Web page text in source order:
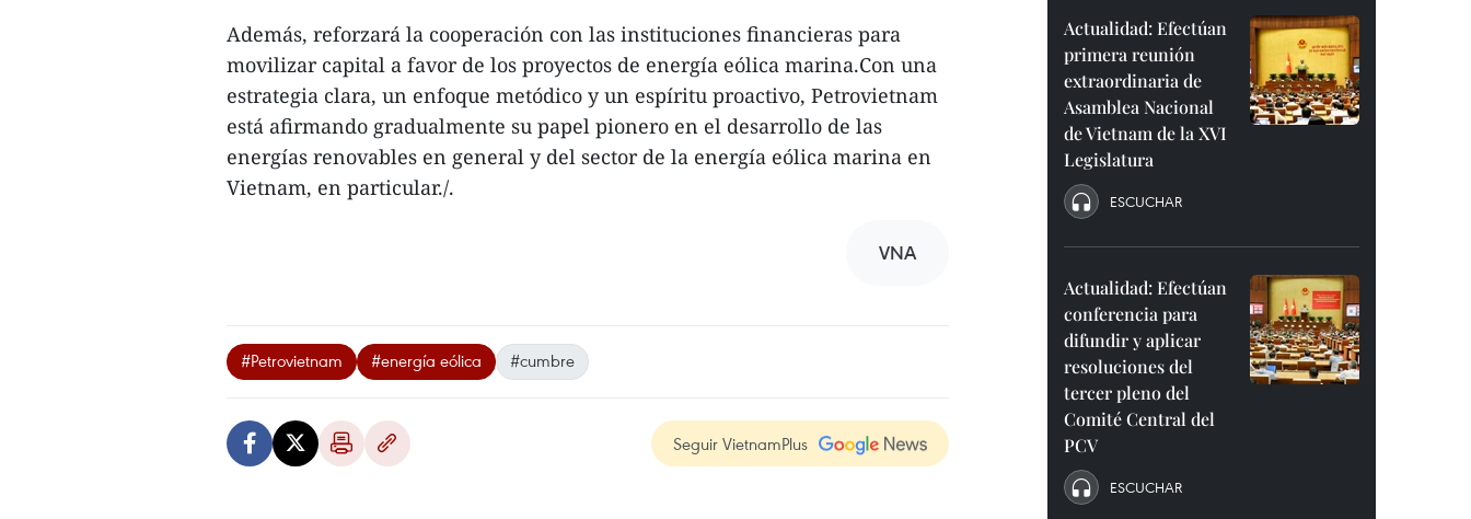
Además, reforzará la cooperación con las instituciones financieras para
movilizar capital a favor de los proyectos de energía eólica marina.Con una
estrategia clara, un enfoque metódico y un espíritu proactivo, Petrovietnam
está afirmando gradualmente su papel pionero en el desarrollo de las
energías renovables en general y del sector de la energía eólica marina en
Vietnam, en particular./.
VNA
#Petrovietnam #energía eólica #cumbre
Seguir VietnamPlus
Actualidad: Efectúan
primera reunión
extraordinaria de
Asamblea Nacional
de Vietnam de la XVI
Legislatura
ESCUCHAR
Actualidad: Efectúan
conferencia para
difundir y aplicar
resoluciones del
tercer pleno del
Comité Central del
PCV
ESCUCHAR